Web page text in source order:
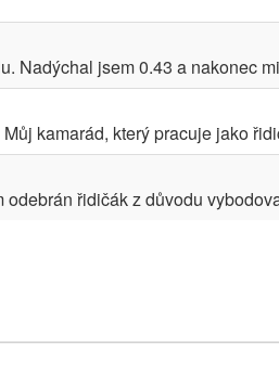
Nadýchal jsem 0.43 a nakonec
kamarád, který pracuje jako
řidičák z důvodu